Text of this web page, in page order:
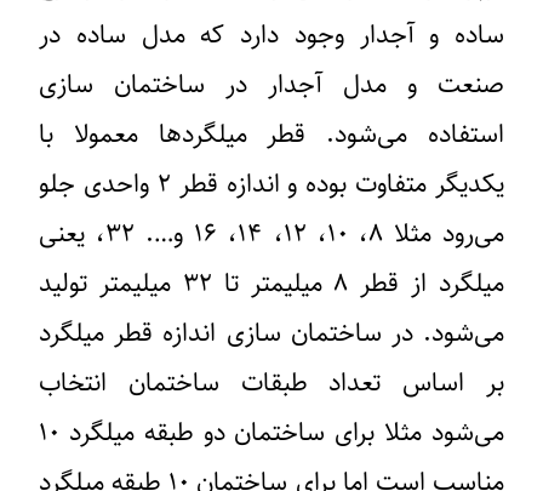
ساده و آجدار وجود دارد که مدل ساده در
صنعت و مدل آجدار در ساختمان سازی
استفاده می‌شود. قطر میلگرد‌ها معمولا با
یکدیگر متفاوت بوده و اندازه قطر ۲ واحدی جلو
می‌رود مثلا ۸، ۱۰، ۱۲، ۱۴، ۱۶ و…. ۳۲، یعنی
میلگرد از قطر ۸ میلیمتر تا ۳۲ میلیمتر تولید
می‌شود. در ساختمان سازی اندازه قطر میلگرد
بر اساس تعداد طبقات ساختمان انتخاب
می‌شود مثلا برای ساختمان دو طبقه میلگرد ۱۰
مناسب است اما برای ساختمان ۱۰ طبقه میلگرد